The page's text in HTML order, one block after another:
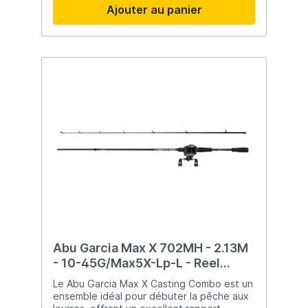
contrôle optimal du leurre. Le moulinet est
équipé d’un système de roulements 7+1
fluide, offrant d’excellentes performances
EVA et le porte-moulinet ergonomique
attentes. Caractéristiques principales
Combo casting polyvalent pour la pêche
aux leurres Blank carbone 24T léger et
Ajouter au panier
Abu Garcia Max X 702MH - 2.13M
- 10-45G/Max5X-Lp-L - Reel
Combo
Le Abu Garcia Max X Casting Combo est un
ensemble idéal pour débuter la pêche aux